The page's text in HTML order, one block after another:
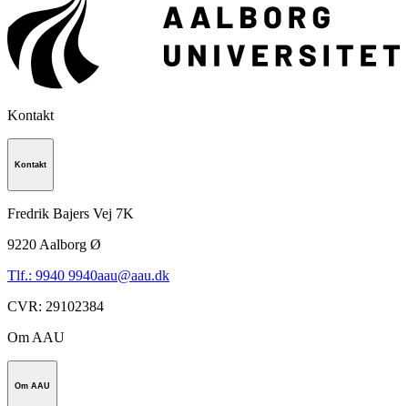
Kontakt
Kontakt
Fredrik Bajers Vej 7K
9220 Aalborg Ø
Tlf.: 9940 9940aau@aau.dk
CVR: 29102384
Om AAU
Om AAU